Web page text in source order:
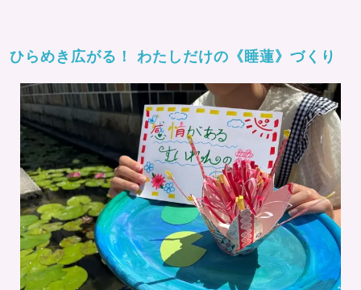
ひらめき広がる！ わたしだけの《睡蓮》づくり